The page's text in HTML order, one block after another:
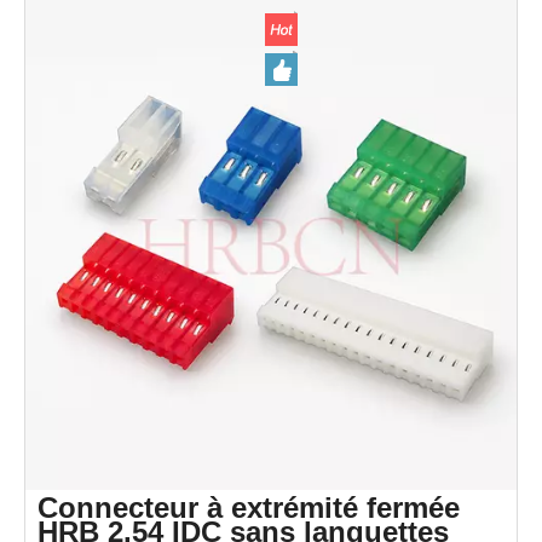
connecteurs contre les dommages et est idéal pour divers
appareils électroniques d'intérieur.
Connecteur à extrémité fermée
HRB 2.54 IDC sans languettes